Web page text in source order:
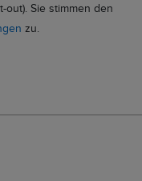
Sie stimmen den
zu.